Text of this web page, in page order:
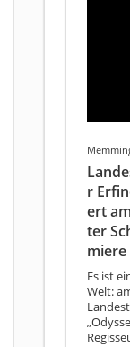
r
ert
ter
miere
Es ist
Welt: